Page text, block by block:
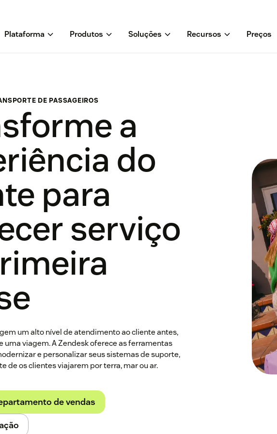
Plataforma Produtos Soluções Recursos Preços
DE PASSAGEIROS
a
do
para
serviço
um alto nível de atendimento ao cliente antes,
uma viagem. A Zendesk oferece as ferramentas
e personalizar seus sistemas de suporte,
de os clientes viajarem por terra, mar ou ar.
de vendas